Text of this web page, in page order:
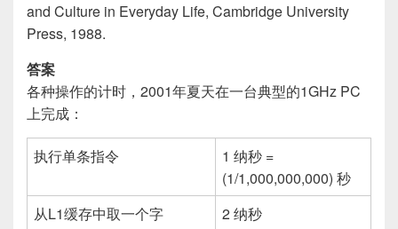
and Culture in Everyday Life, Cambridge University
Press, 1988.
答案
各种操作的计时，2001年夏天在一台典型的1GHz PC
上完成：
执行单条指令
1 纳秒 =
(1/1,000,000,000) 秒
从L1缓存中取一个字
2 纳秒